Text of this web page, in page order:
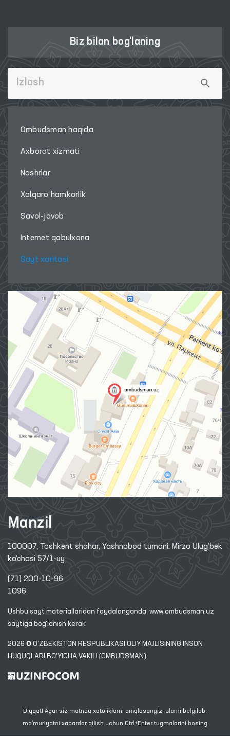
Biz bilan bog'laning
Ombudsman haqida
Axborot xizmati
Nashrlar
Xalqaro hamkorlik
Savol-javob
Internet qabulxona
Sayt xaritasi
Manzil
100007, Toshkent shahar, Yashnobod tumani. Mirzo Ulug‘bek
ko‘chasi 57/1-uy
(71) 200-10-96
1096
Ushbu sayt materiallaridan foydalanganda, www.ombudsman.uz
saytiga bog'lanish kerak
2026 © O'ZBEKISTON RESPUBLIKASI OLIY MAJLISINING INSON
HUQUQLARI BO'YICHA VAKILI (OMBUDSMAN)
Diqqat! Agar siz matnda xatoliklarni aniqlasangiz, ularni belgilab,
ma’muriyatni xabardor qilish uchun Ctrl+Enter tugmalarini bosing